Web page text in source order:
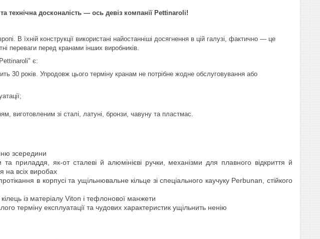
технічна досконалість — ось девіз компанії Pettinaroli!
В їхній конструкції використані найостанніші досягнення в цій галузі, фактично — це
переваги перед кранами інших виробників.
є:
30 років. Упродовж цього терміну кранам не потрібне жодне обслуговування або
виготовленим зі сталі, латуні, бронзи, чавуну та пластмас.
зсередини
та приладдя, як-от сталеві й алюмінієві ручки, механізми для плавного відкриття й
на всіх виробах
в корпусі та ущільнювальне кільце зі спеціального каучуку Perbunan, стійкого
із матеріалу Viton і тефлонової манжети
терміну експлуатації та чудових характеристик ущільнить ненію